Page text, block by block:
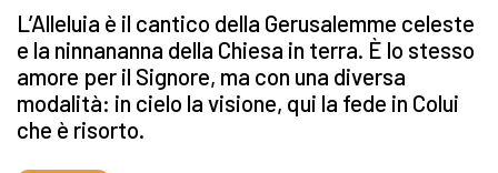
L’Alleluia è il cantico della Gerusalemme celeste
e la ninnananna della Chiesa in terra. È lo stesso
amore per il Signore, ma con una diversa
modalità: in cielo la visione, qui la fede in Colui
che è risorto.